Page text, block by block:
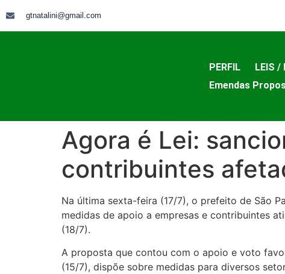
gtnatalini@gmail.com
PERFIL LEIS /
Emendas
Agora é Lei:
contribuintes
Na última sexta-feira (17/7), o prefeito de São
medidas de apoio a empresas e contribuintes
(18/7).
A proposta que contou com o apoio e voto
(15/7), dispõe sobre medidas para diversos